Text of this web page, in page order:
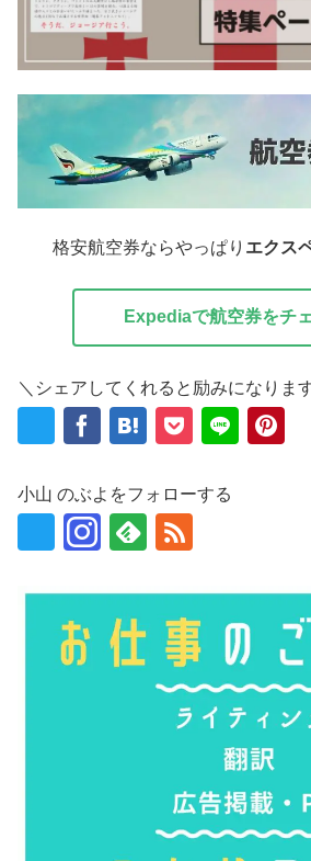
格安航空券ならやっぱり エクス
Expediaで航空券をチ
＼シェアしてくれると励みになりま
小山 のぶよをフォローする